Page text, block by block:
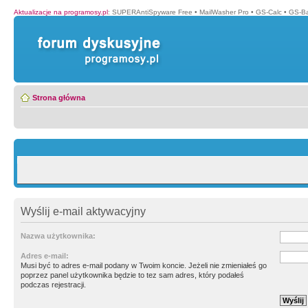
Aktualizacje na programosy.pl: SUPERAntiSpyware Free • MailWasher Pro • GS-Calc • GS-
Strona główna
Wyślij e-mail aktywacyjny
Nazwa użytkownika:
Adres e-mail:
Musi być to adres e-mail podany w Twoim koncie. Jeżeli nie zmieniałeś go
poprzez panel użytkownika będzie to tez sam adres, który podałeś
podczas rejestracji.